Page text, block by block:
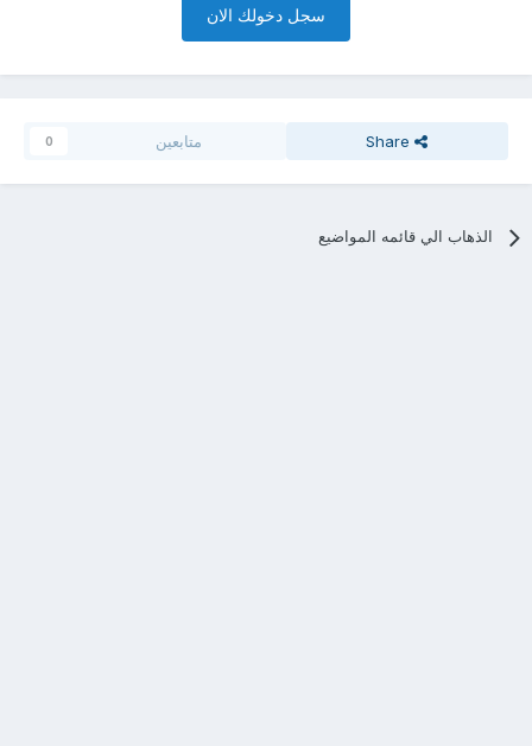
سجل دخولك الان
Share متابعين 0
الذهاب الي قائمه المواضيع